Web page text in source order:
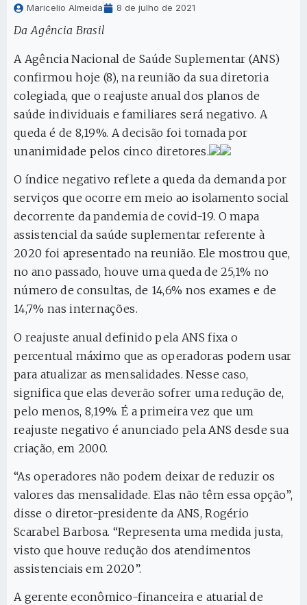
Maricelio Almeida 8 de julho de 2021
Da Agência Brasil
A Agência Nacional de Saúde Suplementar (ANS)
confirmou hoje (8), na reunião da sua diretoria
colegiada, que o reajuste anual dos planos de
saúde individuais e familiares será negativo. A
queda é de 8,19%. A decisão foi tomada por
unanimidade pelos cinco diretores.
O índice negativo reflete a queda da demanda por
serviços que ocorre em meio ao isolamento social
decorrente da pandemia de covid-19. O mapa
assistencial da saúde suplementar referente à
2020 foi apresentado na reunião. Ele mostrou que,
no ano passado, houve uma queda de 25,1% no
número de consultas, de 14,6% nos exames e de
14,7% nas internações.
O reajuste anual definido pela ANS fixa o
percentual máximo que as operadoras podem usar
para atualizar as mensalidades. Nesse caso,
significa que elas deverão sofrer uma redução de,
pelo menos, 8,19%. É a primeira vez que um
reajuste negativo é anunciado pela ANS desde sua
criação, em 2000.
“As operadores não podem deixar de reduzir os
valores das mensalidade. Elas não têm essa opção”,
disse o diretor-presidente da ANS, Rogério
Scarabel Barbosa. “Representa uma medida justa,
visto que houve redução dos atendimentos
assistenciais em 2020”.
A gerente econômico-financeira e atuarial de